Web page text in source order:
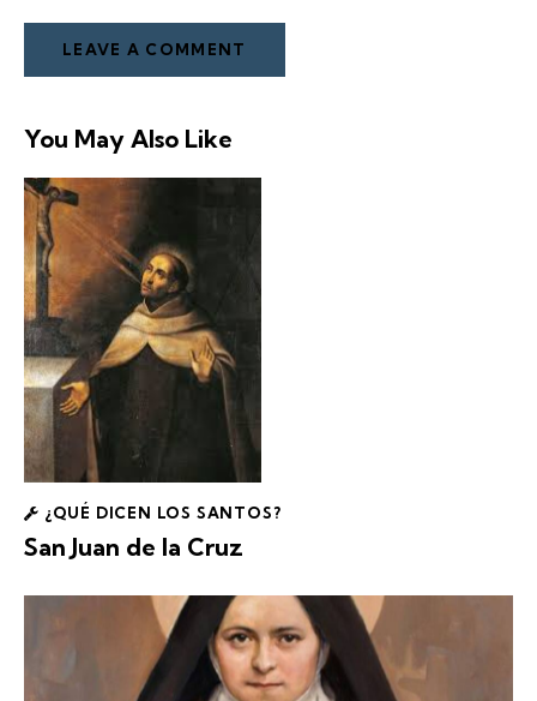
You May Also Like
¿QUÉ DICEN LOS SANTOS?
San Juan de la Cruz